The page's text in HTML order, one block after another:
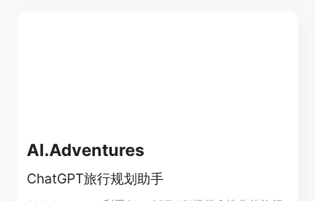
AI.Adventures
ChatGPT旅行规划助手